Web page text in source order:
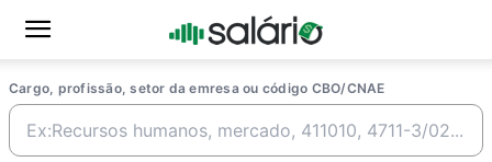
Cargo, profissão, setor da emresa ou código CBO/CNAE